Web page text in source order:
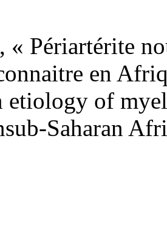
Périartérite
en
etiology of
Saharan